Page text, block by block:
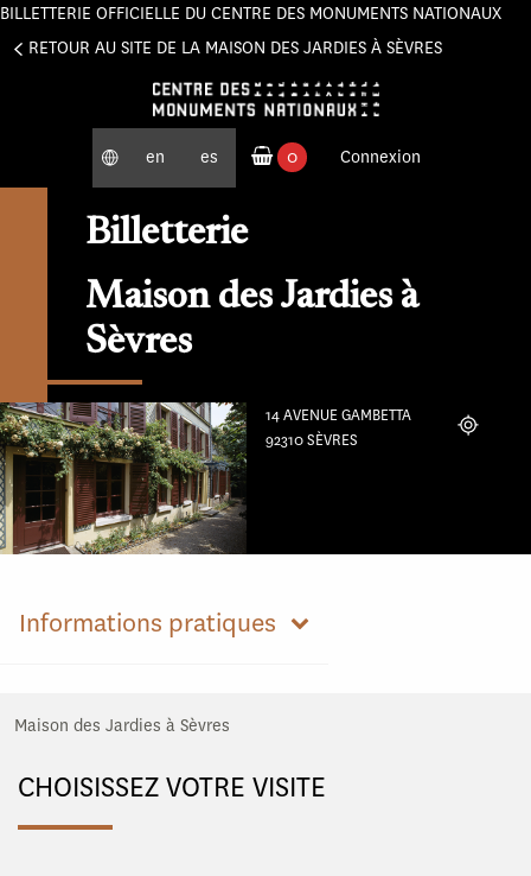
BILLETTERIE OFFICIELLE DU CENTRE DES MONUMENTS NATIONAUX
RETOUR AU SITE DE LA MAISON DES JARDIES À SÈVRES
en es
0
Connexion
Billetterie
Maison des Jardies à
Sèvres
14 AVENUE GAMBETTA
92310 SÈVRES
Localiser
Informations pratiques
Maison des Jardies à Sèvres
CHOISISSEZ VOTRE VISITE
Panneau de gestion des cookies